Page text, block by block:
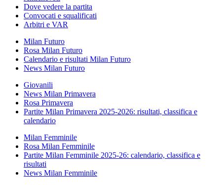
Dove vedere la partita
Convocati e squalificati
Arbitri e VAR
Milan Futuro
Rosa Milan Futuro
Calendario e risultati Milan Futuro
News Milan Futuro
Giovanili
News Milan Primavera
Rosa Primavera
Partite Milan Primavera 2025-2026: risultati, classifica e
calendario
Milan Femminile
Rosa Milan Femminile
Partite Milan Femminile 2025-26: calendario, classifica e
risultati
News Milan Femminile